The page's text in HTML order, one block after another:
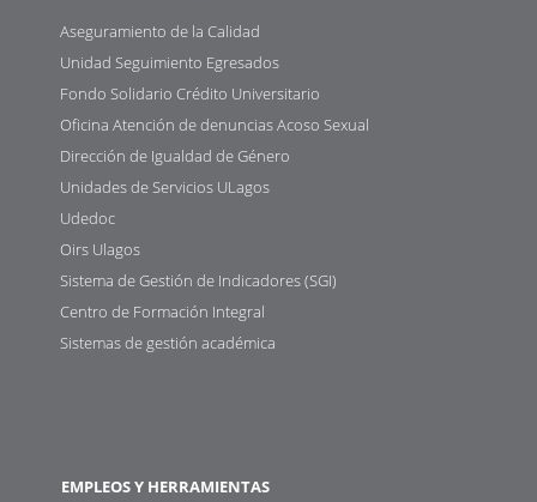
Aseguramiento de la Calidad
Unidad Seguimiento Egresados
Fondo Solidario Crédito Universitario
Oficina Atención de denuncias Acoso Sexual
Dirección de Igualdad de Género
Unidades de Servicios ULagos
Udedoc
Oirs Ulagos
Sistema de Gestión de Indicadores (SGI)
Centro de Formación Integral
Sistemas de gestión académica
EMPLEOS Y HERRAMIENTAS